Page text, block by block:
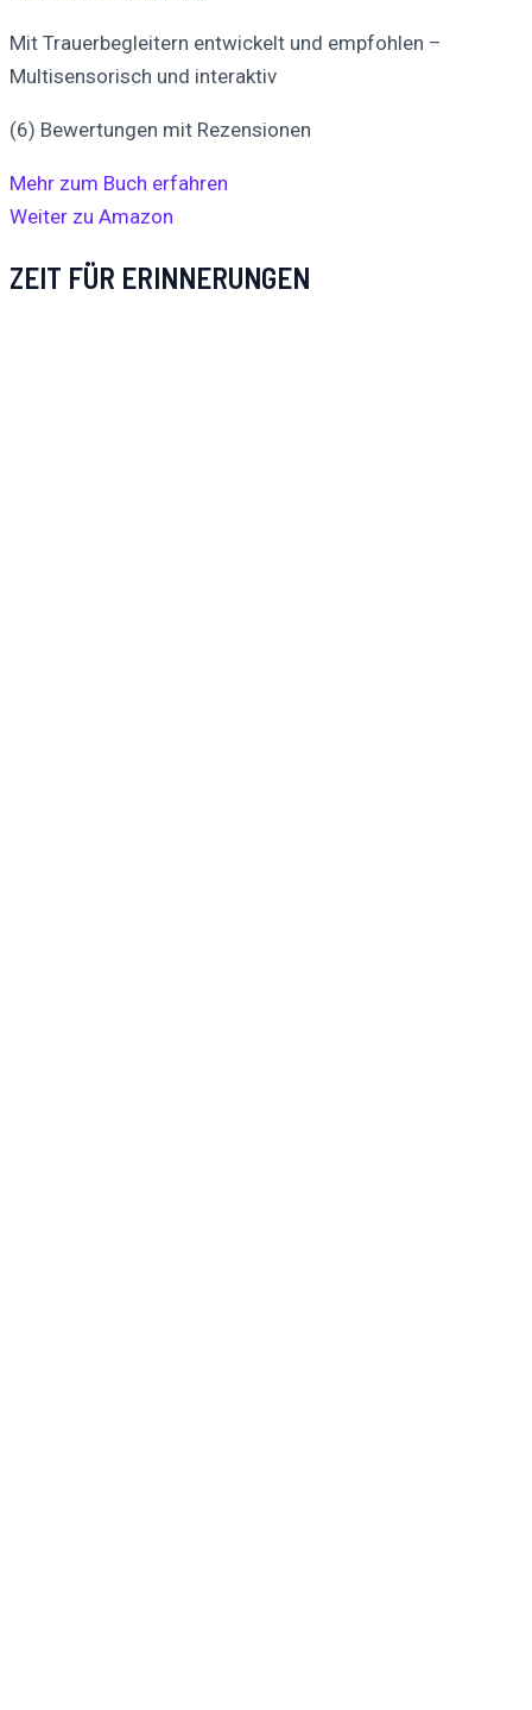
Mit Trauerbegleitern entwickelt und empfohlen –
Multisensorisch und interaktiv
(6) Bewertungen mit Rezensionen
Mehr zum Buch erfahren
Weiter zu Amazon
ZEIT FÜR ERINNERUNGEN